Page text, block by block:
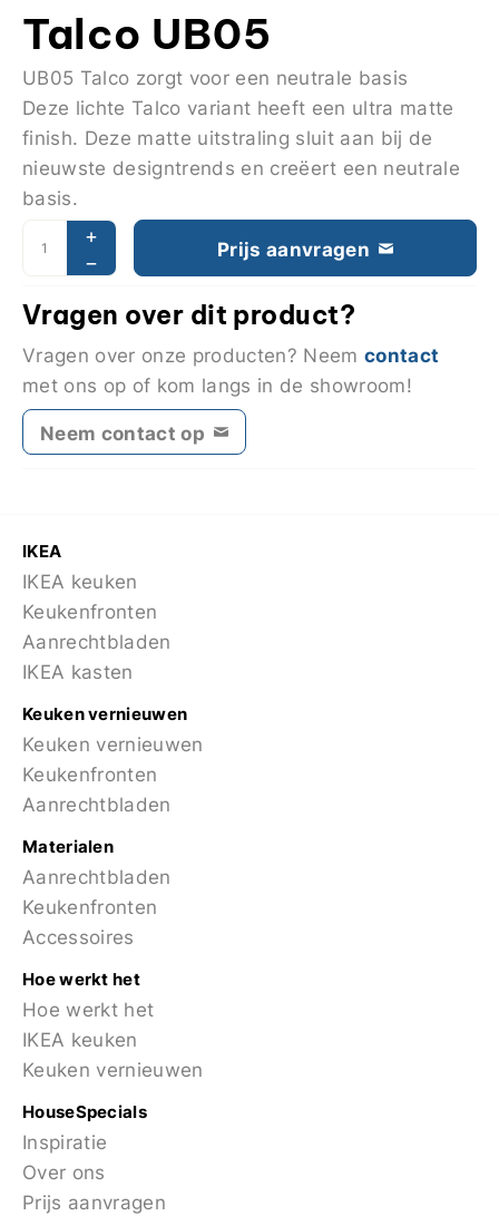
Talco UB05
UB05 Talco zorgt voor een neutrale basis
Deze lichte Talco variant heeft een ultra matte
finish. Deze matte uitstraling sluit aan bij de
nieuwste designtrends en creëert een neutrale
basis.
Prijs aanvragen
Vragen over dit product?
Vragen over onze producten? Neem contact
met ons op of kom langs in de showroom!
Neem contact op
IKEA
IKEA keuken
Keukenfronten
Aanrechtbladen
IKEA kasten
Keuken vernieuwen
Keuken vernieuwen
Keukenfronten
Aanrechtbladen
Materialen
Aanrechtbladen
Keukenfronten
Accessoires
Hoe werkt het
Hoe werkt het
IKEA keuken
Keuken vernieuwen
HouseSpecials
Inspiratie
Over ons
Prijs aanvragen